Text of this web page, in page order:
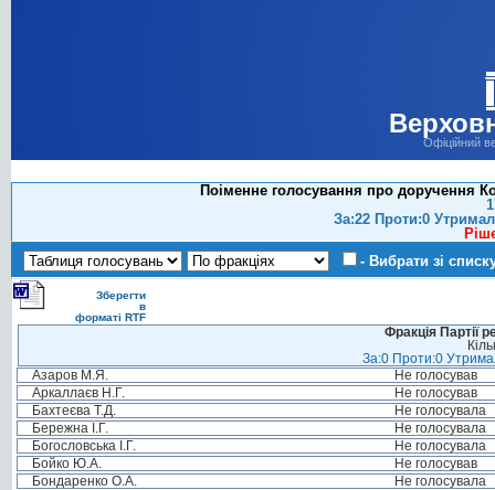
Офіційний
Поіменне голосування про доручення
За:22 Проти:0
- Вибрати зі
Зберегти
в
форматі RTF
Фракція Партії
За:0 Проти:0
Азаров М.Я.
Не голосував
Аркаллаєв Н.Г.
Не голосував
Бахтеєва Т.Д.
Не голосувала
Бережна І.Г.
Не голосувала
Богословська І.Г.
Не голосувала
Бойко Ю.А.
Не голосував
Бондаренко О.А.
Не голосувала